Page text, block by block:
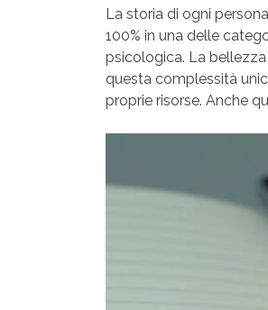
La storia di ogni
100% in una delle
psicologica. La bellezza
questa complessità
proprie risorse. Anche